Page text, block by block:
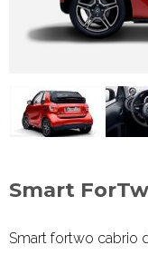
Smart
Smart fortwo cabrio